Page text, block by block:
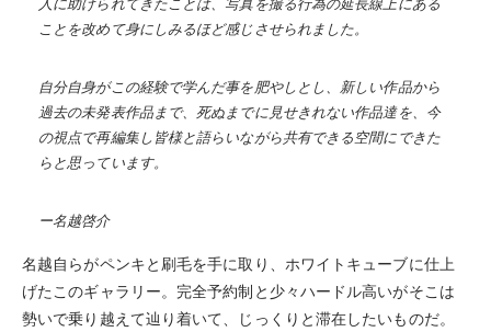
人に助けられてきたことは、写真を撮る行為の延長線上にある
ことを改めて身にしみるほど感じさせられました。
自分自身がこの経験で学んだ事を肥やしとし、新しい作品から
過去の未発表作品まで、死ぬまでに見せきれない作品達を、今
の視点で再編集し皆様と語らいながら共有できる空間にできた
らと思っています。
ー名越啓介
名越自らがペンキと刷毛を手に取り、ホワイトキューブに仕上
げたこのギャラリー。完全予約制と少々ハードル高いがそこは
勢いで乗り越えて辿り着いて、じっくりと滞在したいものだ。